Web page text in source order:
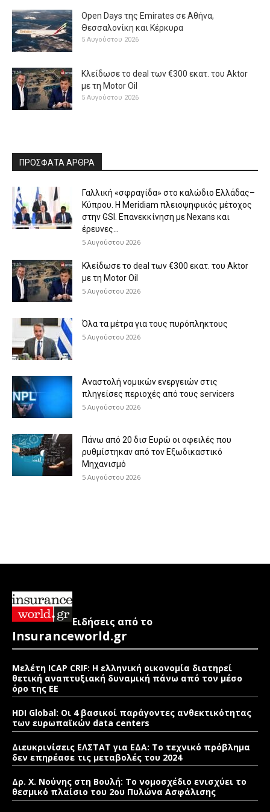
Open Days της Emirates σε Αθήνα,
Θεσσαλονίκη και Κέρκυρα
5 Αυγούστου 2026
Κλείδωσε το deal των €300 εκατ. του Aktor
με τη Μotor Oil
5 Αυγούστου 2026
ΠΡΟΣΦΑΤΑ ΑΡΘΡΑ
Γαλλική «σφραγίδα» στο καλώδιο Ελλάδας–
Κύπρου. Η Meridiam πλειοψηφικός μέτοχος
στην GSI. Επανεκκίνηση με Nexans και
έρευνες...
5 Αυγούστου 2026
Κλείδωσε το deal των €300 εκατ. του Aktor
με τη Μotor Oil
5 Αυγούστου 2026
Όλα τα μέτρα για τους πυρόπληκτους
5 Αυγούστου 2026
Αναστολή νομικών ενεργειών στις
πληγείσες περιοχές από τους servicers
5 Αυγούστου 2026
Πάνω από 20 δισ Ευρώ οι οφειλές που
ρυθμίστηκαν από τον Εξωδικαστικό
Μηχανισμό
5 Αυγούστου 2026
Ειδήσεις από το
Insuranceworld.gr
Μελέτη ICAP CRIF: Η ελληνική οικονομία διατηρεί
θετική αναπτυξιακή δυναμική πάνω από τον μέσο
όρο της ΕΕ
HDI Global: Οι 4 βασικοί παράγοντες ανθεκτικότητας
των ευρωπαϊκών data centers
Διευκρινίσεις ΕΛΣΤΑΤ για ΕΔΑ: Το τεχνικό πρόβλημα
δεν επηρέασε τις μεταβολές του 2024
Δρ. Χ. Νούνης στη Βουλή: Το νομοσχέδιο ενισχύει το
θεσμικό πλαίσιο του 2ου Πυλώνα Ασφάλισης